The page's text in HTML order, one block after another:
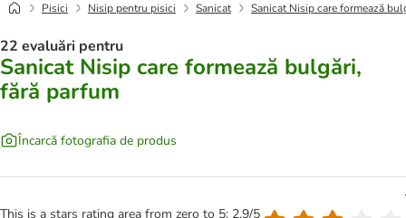
Pisici Nisip pentru pisici Sanicat Sanicat Nisip care formează
22 evaluări pentru
Sanicat Nisip care formează bulgări,
fără parfum
Încarcă fotografia de produs
This is a stars rating area from zero to 5: 2.9/5